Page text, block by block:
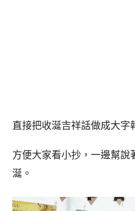
直接把收涎吉祥話做成大字
方便大家看小抄，一邊幫說
涎。